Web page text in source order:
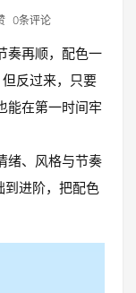
0条评论
奏再顺，配色一
反过来，只要
能在第一时间牢
绪、风格与节奏
到进阶，把配色